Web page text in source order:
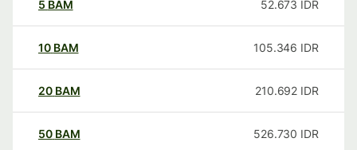
5 BAM 52.673 IDR
10 BAM 105.346 IDR
20 BAM 210.692 IDR
50 BAM 526.730 IDR